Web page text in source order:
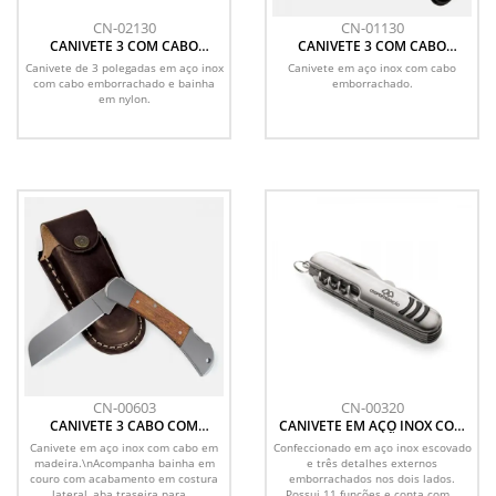
CN-02130
CANIVETE 3 COM CABO
EMBORRACHADO E BAINHA
EM NYLON
Canivete de 3 polegadas em aço inox
com cabo emborrachado e bainha
em nylon.
CN-01130
CANIVETE 3 COM CABO
EMBORRACHADO
Canivete em aço inox com cabo
emborrachado.
CN-00603
CANIVETE 3 CABO COM
DETALHES EM MADEIRA E
BAINHA EM COURO
Canivete em aço inox com cabo em
madeira.\nAcompanha bainha em
couro com acabamento em costura
CN-00320
CANIVETE EM AÇO INOX COM
11 FUNÇÕES
Confeccionado em aço inox escovado
e três detalhes externos
emborrachados nos dois lados.